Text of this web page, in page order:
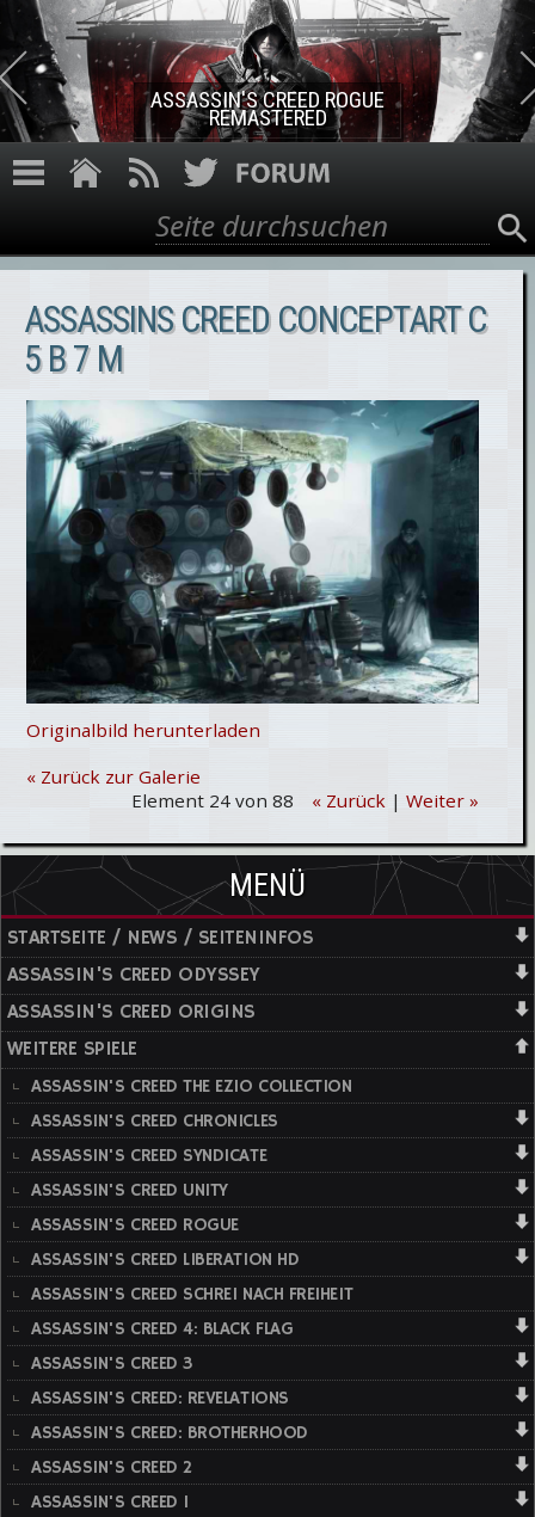
Direkt zum Inhalt
ASSASSIN'S CREED ROGUE
REMASTERED
Suchformular
Suche
ASSASSINS CREED CONCEPTART C
5 B 7 M
Originalbild herunterladen
« Zurück zur Galerie
Element 24 von 88
« Zurück | Weiter »
MENÜ
STARTSEITE / NEWS / SEITENINFOS
ASSASSIN'S CREED ODYSSEY
ASSASSIN'S CREED ORIGINS
WEITERE SPIELE
ASSASSIN'S CREED THE EZIO COLLECTION
ASSASSIN'S CREED CHRONICLES
ASSASSIN'S CREED SYNDICATE
ASSASSIN'S CREED UNITY
ASSASSIN'S CREED ROGUE
ASSASSIN'S CREED LIBERATION HD
ASSASSIN'S CREED SCHREI NACH FREIHEIT
ASSASSIN'S CREED 4: BLACK FLAG
ASSASSIN'S CREED 3
ASSASSIN'S CREED: REVELATIONS
ASSASSIN'S CREED: BROTHERHOOD
ASSASSIN'S CREED 2
ASSASSIN'S CREED 1